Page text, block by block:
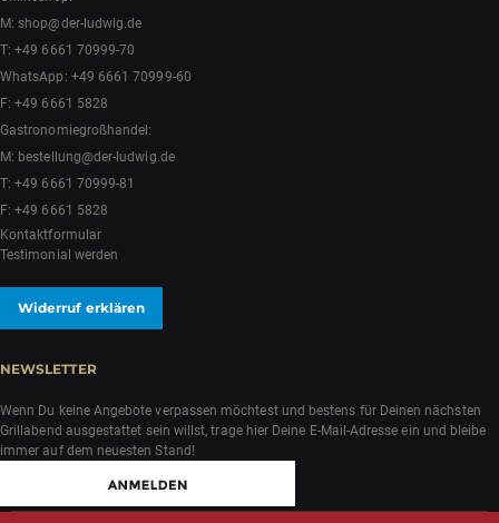
M:shop@der-ludwig.de
T:+49 6661 70999-70
WhatsApp: +49 6661 70999-60
F: +49 6661 5828
Gastronomiegroßhandel:
M: bestellung@der-ludwig.de
T:+49 6661 70999-81
F: +49 6661 5828
Kontaktformular
Testimonial werden
Widerruf erklären
NEWSLETTER
Wenn Du keine Angebote verpassen möchtest und bestens für Deinen nächsten
Grillabend ausgestattet sein willst, trage hier Deine E-Mail-Adresse ein und bleibe
immer auf dem neuesten Stand!